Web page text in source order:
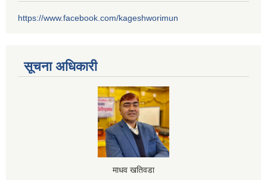
https://www.facebook.com/kageshworimun
सूचना अधिकारी
माधव खतिवडा